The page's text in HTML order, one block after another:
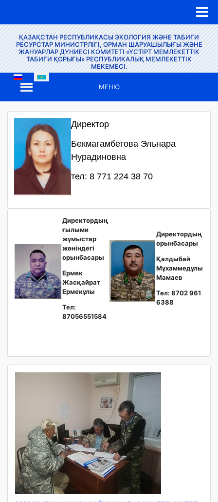
ҚАЗАҚСТАН РЕСПУБЛИКАСЫ ЭКОЛОГИЯ ЖӘНЕ ТАБИҒИ
РЕСУРСТАР МИНИСТРЛІГІ, ОРМАН ШАРУАШЫЛЫҒЫ ЖӘНЕ
ЖАНУАРЛАР ДҮНИЕСІ КОМИТЕТІ «ҮСТІРТ МЕМЛЕКЕТТІК
ТАБИҒИ ҚОРЫҒЫ» РЕСПУБЛИКАЛЫҚ МЕМЛЕКЕТТІК
МЕКЕМЕСІ.
МЕНЮ
Директор
Бекмагамбетова Эльнара
Нурадиновна
тел: 8 771 224 38 70
Директордың
ғылыми
жұмыстар
жөніндегі
орынбасары
Ермек
Жасқайрат
Ермекұлы
Тел:
87056551584
Директордың
орынбасары
Қалдыбай
Мұхаммедұлы
Мамаев
Тел: 8702 961
6388